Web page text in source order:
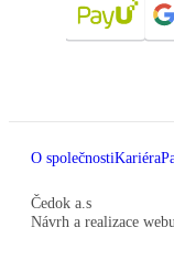
O společnostiKariéra
Čedok a.s
Návrh a realizace webu